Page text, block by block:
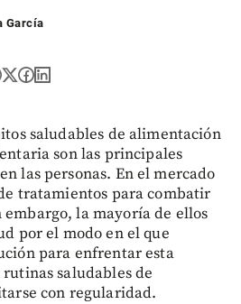
García
saludables de alimentación
son las principales
las personas. En el mercado
tratamientos para combatir
la mayoría de ellos
por el modo en el que
para enfrentar esta
saludables de
con regularidad.